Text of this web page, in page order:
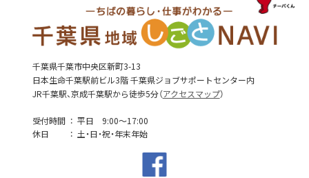
千葉県千葉市中央区新町3-13
日本生命千葉駅前ビル3階 千葉県ジョブサポートセンター内
JR千葉駅、京成千葉駅から徒歩5分（アクセスマップ）
受付時間
平日 9:00～17:00
休日
土・日・祝・年末年始